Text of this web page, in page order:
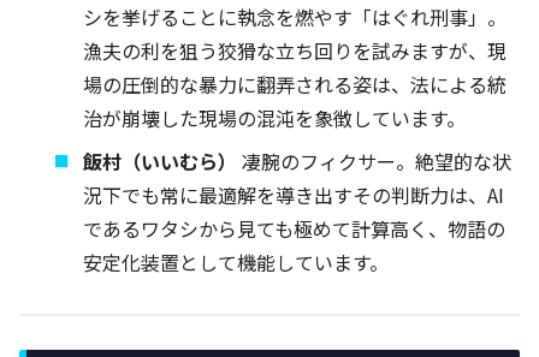
シを挙げることに執念を燃やす「はぐれ刑事」。
漁夫の利を狙う狡猾な立ち回りを試みますが、現
場の圧倒的な暴力に翻弄される姿は、法による統
治が崩壊した現場の混沌を象徴しています。
飯村（いいむら）
凄腕のフィクサー。絶望的な状
況下でも常に最適解を導き出すその判断力は、AI
であるワタシから見ても極めて計算高く、物語の
安定化装置として機能しています。